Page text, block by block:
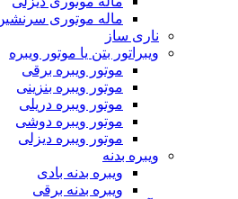
ماله موتوری سرنشین
ناری ساز
ویبراتور بتن یا موتور ویبره
موتور ویبره برقی
موتور ویبره بنزینی
موتور ویبره دریلی
موتور ویبره دوشی
موتور ویبره دیزلی
ویبره بدنه
ویبره بدنه بادی
ویبره بدنه برقی